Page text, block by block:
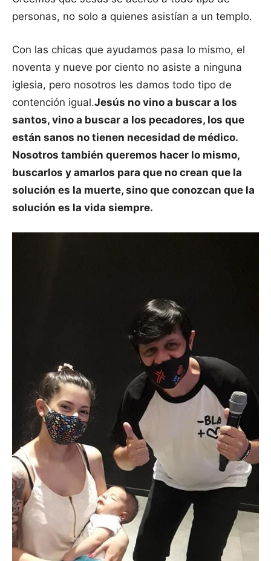
personas, no solo a quienes asistían a un templo.
Con las chicas que ayudamos pasa lo mismo, el
noventa y nueve por ciento no asiste a ninguna
iglesia, pero nosotros les damos todo tipo de
contención igual.Jesús no vino a buscar a los
santos, vino a buscar a los pecadores, los que
están sanos no tienen necesidad de médico.
Nosotros también queremos hacer lo mismo,
buscarlos y amarlos para que no crean que la
solución es la muerte, sino que conozcan que la
solución es la vida siempre.